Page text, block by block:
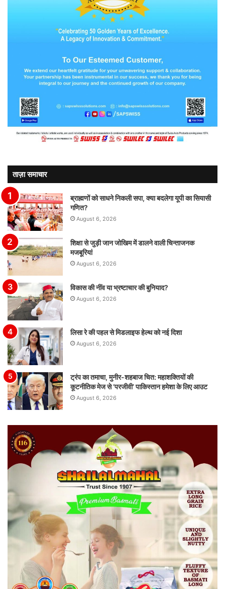
ताज़ा समाचार
ब्राह्मणों को साधने निकली सपा, क्या बदलेगा यूपी का सियासी
गणित?
August 6, 2026
शिक्षा से जुड़ी जान जोखिम में डालने वाली चिन्ताजनक
मजबूरियां
August 6, 2026
विकास की नींव या भ्रष्टाचार की बुनियाद?
August 6, 2026
लिसा रे की पहल से मिडलाइफ हेल्थ को नई दिशा
August 6, 2026
ट्रंप का तमाचा, मुनीर-शहबाज चित: महाशक्तियों की
कूटनीतिक मेज से ‘परजीवी’ पाकिस्तान हमेशा के लिए आउट
August 6, 2026